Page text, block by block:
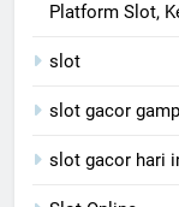
Platform Slot,
slot
slot gacor
slot gacor hari